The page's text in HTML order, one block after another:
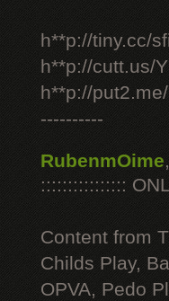
h**p://tiny.cc/
h**p://cutt.us/
h**p://
----------
RubenmOime,
::::::::::::::::
Content from
Childs Play,
OPVA, Pedo